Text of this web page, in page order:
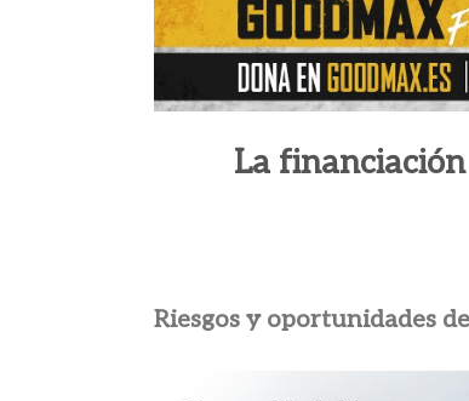
La
Riesgos y oportunidades